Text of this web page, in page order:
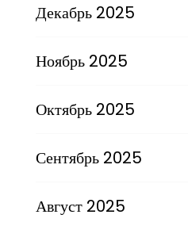
Декабрь 2025
Ноябрь 2025
Октябрь 2025
Сентябрь 2025
Август 2025